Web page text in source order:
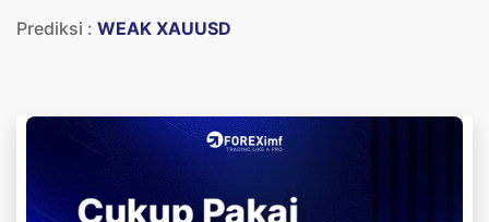
Prediksi : WEAK XAUUSD